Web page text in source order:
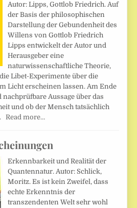
Autor: Lipps, Gottlob Friedrich. Auf
der Basis der philosophischen
Darstellung der Gebundenheit des
Willens von Gottlob Friedrich
Lipps entwickelt der Autor und
Herausgeber eine
naturwissenschaftliche Theorie,
Libet-Experimente über die
Licht erscheinen lassen. Am Ende
Aussage über das
und ob der Mensch tatsächlich
Read more…
Erkennbarkeit und Realität der
Quantennatur. Autor: Schlick,
Moritz. Es ist kein Zweifel, dass
echte Erkenntnis der
transzendenten Welt sehr wohl